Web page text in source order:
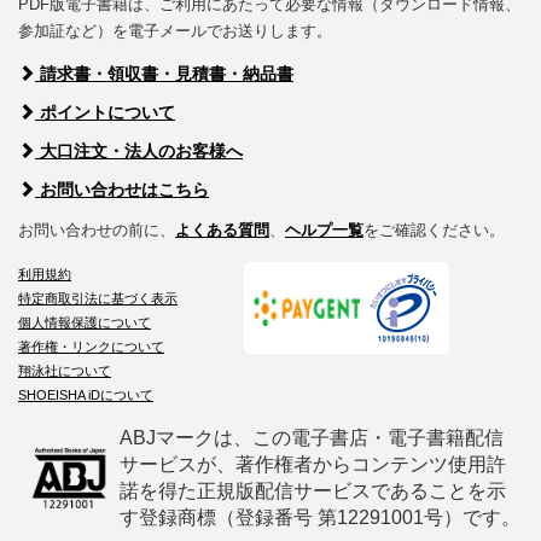
PDF版電子書籍は、ご利用にあたって必要な情報（ダウンロード情報、
参加証など）を電子メールでお送りします。
請求書・領収書・見積書・納品書
ポイントについて
大口注文・法人のお客様へ
お問い合わせはこちら
お問い合わせの前に、 よくある質問、 ヘルプ一覧をご確認ください。
利用規約
特定商取引法に基づく表示
個人情報保護について
著作権・リンクについて
翔泳社について
SHOEISHA iDについて
ABJマークは、この電子書店・電子書籍配信
サービスが、著作権者からコンテンツ使用許
諾を得た正規版配信サービスであることを示
す登録商標（登録番号 第12291001号）です。